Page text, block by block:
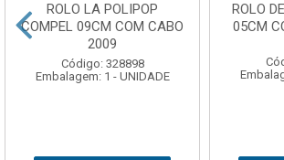
ROLO LA POLIPOP
COMPEL 09CM COM CABO
2009
Código: 328898
Embalagem: 1 - UNIDADE
ROLO
05CM